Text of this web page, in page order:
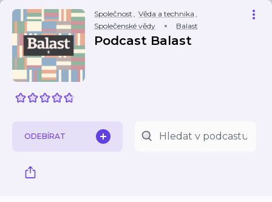
Společnost , Věda a technika ,
Společenské vědy
Balast
Podcast Balast
ODEBÍRAT